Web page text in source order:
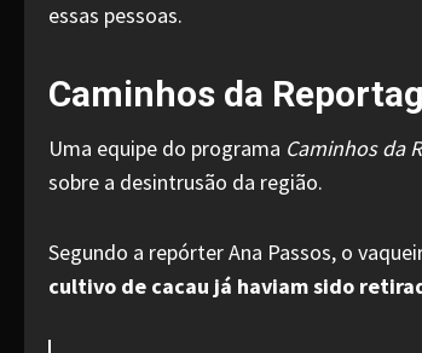
essas pessoas.
Caminhos da
Uma equipe do programa Caminhos da
sobre a desintrusão da região.
Segundo a repórter Ana Passos, o
cultivo de cacau já haviam sido